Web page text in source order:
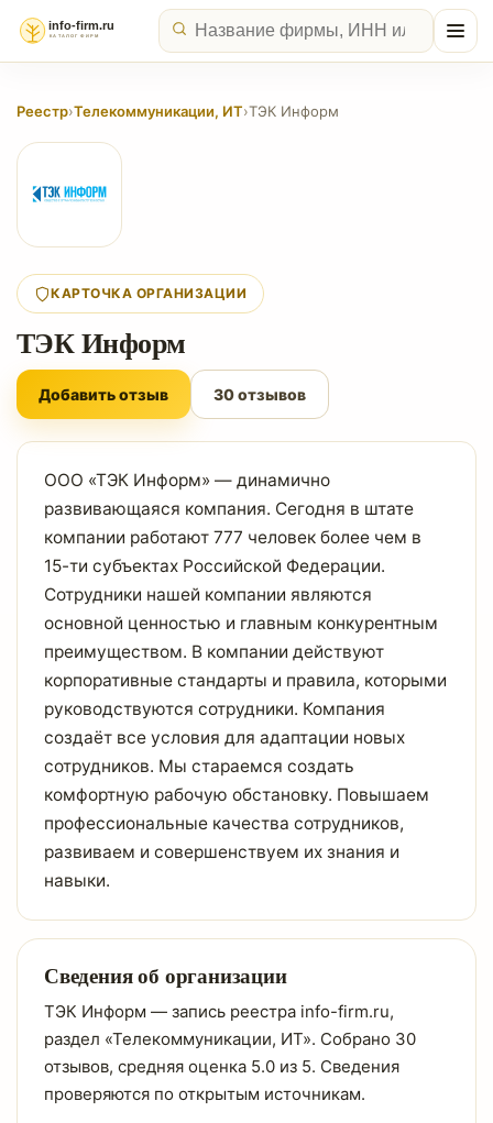
Реестр›Телекоммуникации, ИТ›ТЭК Информ
КАРТОЧКА ОРГАНИЗАЦИИ
ТЭК Информ
Добавить отзыв 30 отзывов
ООО «ТЭК Информ» — динамично
развивающаяся компания. Сегодня в штате
компании работают 777 человек более чем в
15-ти субъектах Российской Федерации.
Сотрудники нашей компании являются
основной ценностью и главным конкурентным
преимуществом. В компании действуют
корпоративные стандарты и правила, которыми
руководствуются сотрудники. Компания
создаёт все условия для адаптации новых
сотрудников. Мы стараемся создать
комфортную рабочую обстановку. Повышаем
профессиональные качества сотрудников,
развиваем и совершенствуем их знания и
навыки.
Сведения об организации
ТЭК Информ — запись реестра info-firm.ru,
раздел «Телекоммуникации, ИТ». Собрано 30
отзывов, средняя оценка 5.0 из 5. Сведения
проверяются по открытым источникам.